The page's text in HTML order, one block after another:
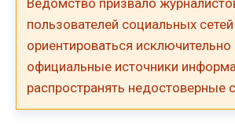
пользователей социальных сетей
ориентироваться исключительно
официальные источники
распространять недостоверные